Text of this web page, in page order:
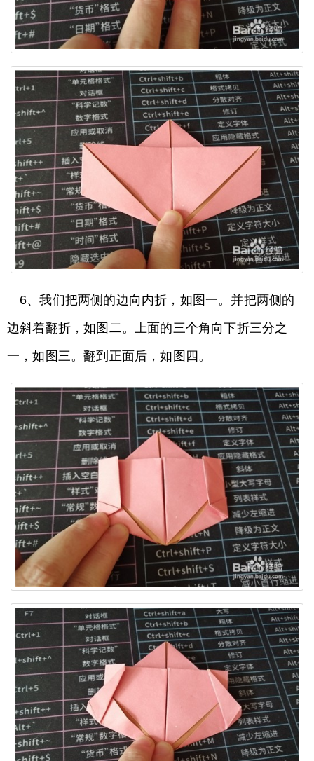
6、我们把两侧的边向内折，如图一。并把两侧的
边斜着翻折，如图二。上面的三个角向下折三分之
一，如图三。翻到正面后，如图四。